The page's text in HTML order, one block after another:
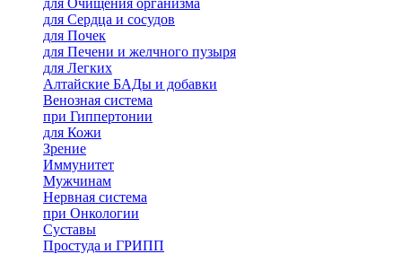
для Очищения организма
для Сердца и сосудов
для Почек
для Печени и желчного пузыря
для Легких
Алтайские БАДы и добавки
Венозная система
при Гиппертонии
для Кожи
Зрение
Иммунитет
Мужчинам
Нервная система
при Онкологии
Суставы
Простуда и ГРИПП